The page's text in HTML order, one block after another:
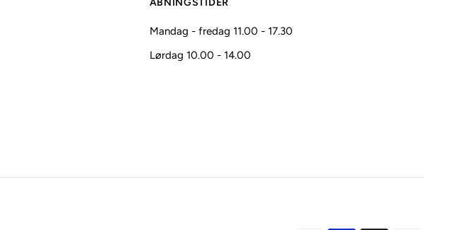
ÅBNINGSTIDER
Mandag - fredag 11.00 - 17.30
Lørdag 10.00 - 14.00